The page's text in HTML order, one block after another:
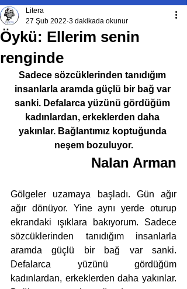
Öykü: Ellerim senin
renginde
Litera
27 Şub 2022 3 dakikada okunur
Sadece sözcüklerinden tanıdığım
insanlarla aramda güçlü bir bağ var
sanki. Defalarca yüzünü gördüğüm
kadınlardan, erkeklerden daha
yakınlar. Bağlantımız koptuğunda
neşem bozuluyor.
Nalan Arman
Gölgeler uzamaya başladı. Gün ağır
ağır dönüyor. Yine aynı yerde oturup
ekrandaki ışıklara bakıyorum. Sadece
sözcüklerinden tanıdığım insanlarla
aramda güçlü bir bağ var sanki.
Defalarca yüzünü gördüğüm
kadınlardan, erkeklerden daha yakınlar.